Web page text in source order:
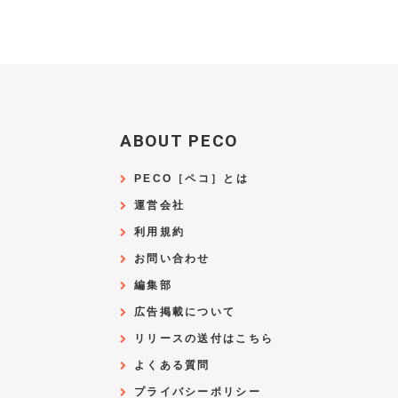
ABOUT PECO
PECO［ペコ］とは
運営会社
利用規約
お問い合わせ
編集部
広告掲載について
リリースの送付はこちら
よくある質問
プライバシーポリシー